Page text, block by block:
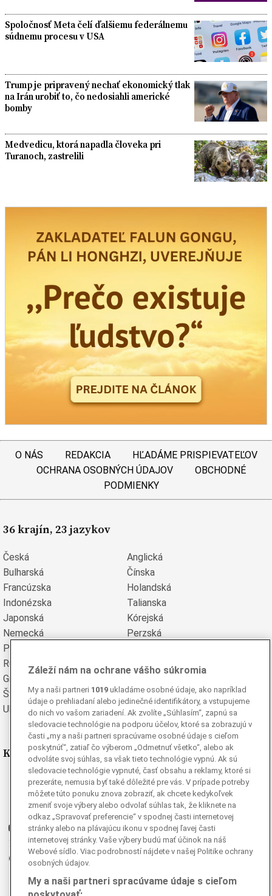
Spoločnosť Meta čelí ďalšiemu federálnemu
súdnemu procesu v USA
Trump je pripravený nechať ekonomický tlak
na Irán urobiť to, čo nedosiahli americké
bomby
Medvedicu, ktorá napadla človeka pri
Turanoch, zastrelili
O NÁS REDAKCIA
HĽADÁME PRISPIEVATEĽOV
OCHRANA OSOBNÝCH ÚDAJOV
OBCHODNÉ
PODMIENKY
36 krajín, 23 jazykov
Česká
Anglická
Bulharská
Čínska
Francúzska
Holandská
Indonézska
Talianska
Japonská
Kórejská
Nemecká
Perzská
Poľská
Rumunská
Ruská
Grécka
Švédska
Turecká
Ukrajinská
Vietnamská
Kde nás nájdete
Facebook
Instagram
Ganjing
Youtube
Twitter
Telegram
Záleží nám na ochrane vášho súkromia
My a naši partneri 1019 ukladáme osobné údaje, ako napríklad
údaje o prehliadaní alebo jedinečné identifikátory, a vstupujeme
do nich vo vašom zariadení. Ak zvolíte „Súhlasím“, zapnú sa
sledovacie technológie na podporu účelov, ktoré sa zobrazujú v
časti „my a naši partneri spracúvame osobné údaje s cieľom
poskytnúť“, zatiaľ čo výberom „Odmetnuť všetko“, alebo ak
odvoláte svoj súhlas, sa však tieto technológie vypnú. Ak sú
sledovacie technológie vypnuté, časť obsahu a reklamy, ktoré si
prezeráte, nemusia byť také dôležité pre vás. V prípade potreby
môžete túto ponuku znova zobraziť, ak chcete kedykoľvek
zmeniť svoje výbery alebo odvolať súhlas tak, že kliknete na
odkaz „Spravovať preferencie“ v spodnej časti internetovej
stránky alebo na plávajúcu ikonu v spodnej ľavej časti
internetovej stránky. Vaše výbery budú mať účinok na náš
Webové sídlo. Viac podrobností nájdete v našej Politike ochrany
osobných údajov.
My a naši partneri spracúvame údaje s cieľom